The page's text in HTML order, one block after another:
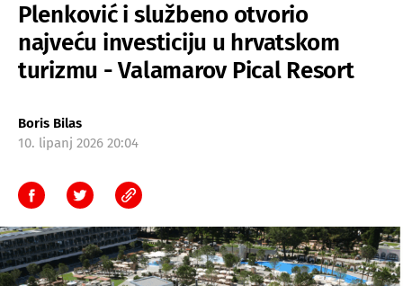
Plenković i službeno otvorio
najveću investiciju u hrvatskom
turizmu - Valamarov Pical Resort
Boris Bilas
10. lipanj 2026 20:04